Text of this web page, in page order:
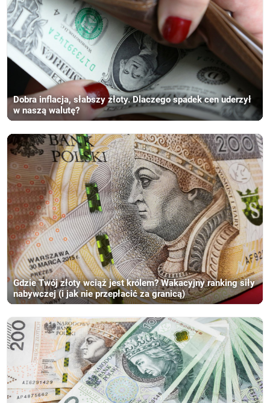
Dobra inflacja, słabszy złoty. Dlaczego spadek cen uderzył
w naszą walutę?
Gdzie Twój złoty wciąż jest królem? Wakacyjny ranking siły
nabywczej (i jak nie przepłacić za granicą)